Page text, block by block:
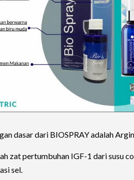
dasar dari BIOSPRAY adalah
zat pertumbuhan IGF-1 dari susu
sel.